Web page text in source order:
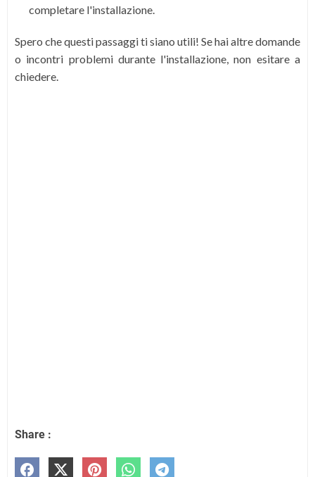
completare l'installazione.
Spero che questi passaggi ti siano utili! Se hai altre domande
o incontri problemi durante l'installazione, non esitare a
chiedere.
Share :